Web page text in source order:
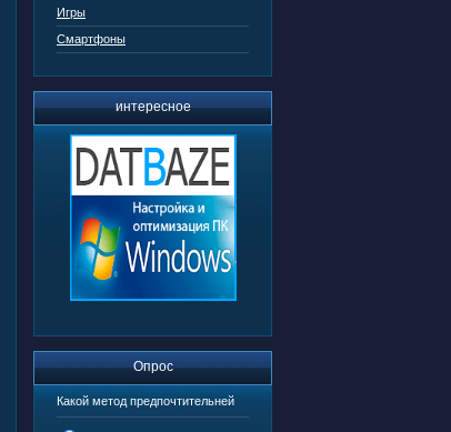
Игры
Смартфоны
интересное
Опрос
Какой метод предпочтительней